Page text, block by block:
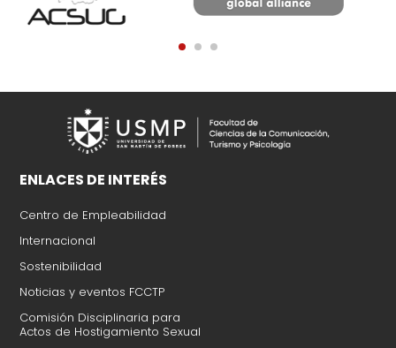
ENLACES DE INTERÉS
Centro de Empleabilidad
Internacional
Sostenibilidad
Noticias y eventos FCCTP
Comisión Disciplinaria para
Actos de Hostigamiento Sexual​